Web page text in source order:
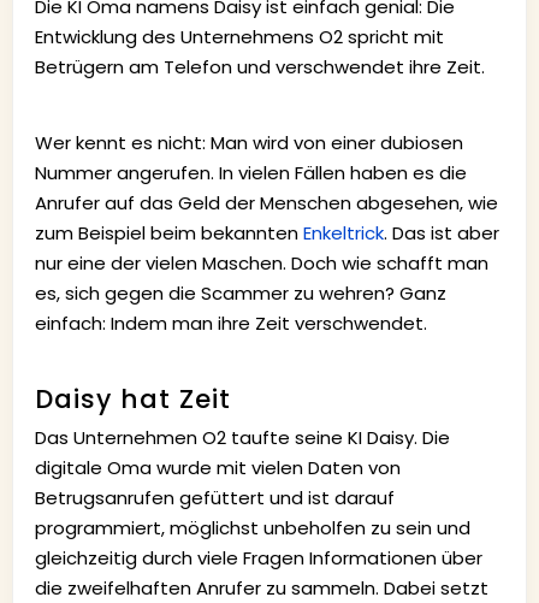
Die KI Oma namens Daisy ist einfach genial: Die
Entwicklung des Unternehmens O2 spricht mit
Betrügern am Telefon und verschwendet ihre Zeit.
Wer kennt es nicht: Man wird von einer dubiosen
Nummer angerufen. In vielen Fällen haben es die
Anrufer auf das Geld der Menschen abgesehen, wie
zum Beispiel beim bekanntenEnkeltrick. Das ist aber
nur eine der vielen Maschen. Doch wie schafft man
es, sich gegen die Scammer zu wehren? Ganz
einfach: Indem man ihre Zeit verschwendet.
Daisy hat Zeit
Das Unternehmen O2 taufte seine KI Daisy. Die
digitale Oma wurde mit vielen Daten von
Betrugsanrufen gefüttert und ist darauf
programmiert, möglichst unbeholfen zu sein und
gleichzeitig durch viele Fragen Informationen über
die zweifelhaften Anrufer zu sammeln. Dabei setzt